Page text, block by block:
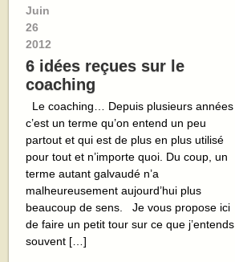
Juin
26
2012
6 idées reçues sur le
coaching
Le coaching… Depuis plusieurs années
c’est un terme qu’on entend un peu
partout et qui est de plus en plus utilisé
pour tout et n’importe quoi. Du coup, un
terme autant galvaudé n’a
malheureusement aujourd’hui plus
beaucoup de sens. Je vous propose ici
de faire un petit tour sur ce que j’entends
souvent […]